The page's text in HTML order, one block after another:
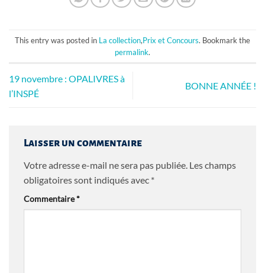
This entry was posted in La collection,Prix et Concours. Bookmark the
permalink.
19 novembre : OPALIVRES à
l’INSPÉ
BONNE ANNÉE !
Laisser un commentaire
Votre adresse e-mail ne sera pas publiée. Les champs
obligatoires sont indiqués avec *
Commentaire*